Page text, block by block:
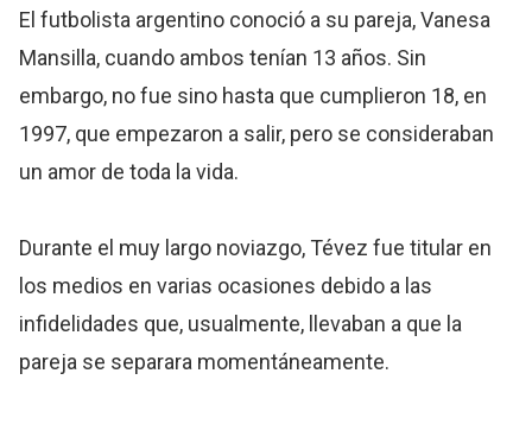
El futbolista argentino conoció a su pareja, Vanesa
Mansilla, cuando ambos tenían 13 años. Sin
embargo, no fue sino hasta que cumplieron 18, en
1997, que empezaron a salir, pero se consideraban
un amor de toda la vida.
Durante el muy largo noviazgo, Tévez fue titular en
los medios en varias ocasiones debido a las
infidelidades que, usualmente, llevaban a que la
pareja se separara momentáneamente.